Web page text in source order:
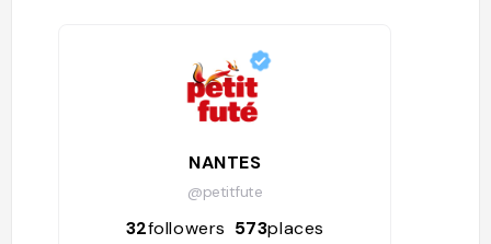
NANTES
@petitfute
32followers 573places